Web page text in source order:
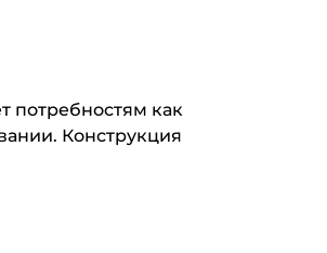
потребностям как
Конструкция